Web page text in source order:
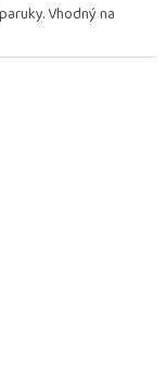
Vhodný na